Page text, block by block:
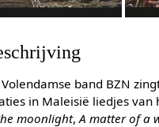
band BZN
in Maleisië liedjes van
moonlight,A matter of a